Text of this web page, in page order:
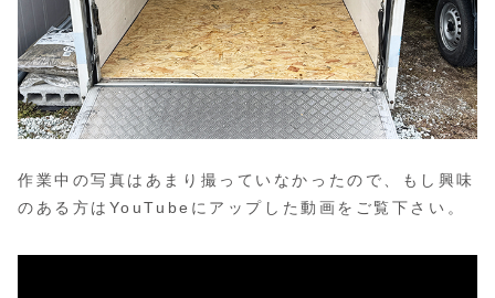
作業中の写真はあまり撮っていなかったので、もし興味
のある方はYouTubeにアップした動画をご覧下さい。